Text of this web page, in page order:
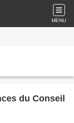
MENU
du Conseil